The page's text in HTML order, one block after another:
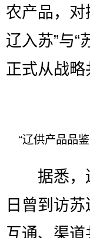
农产品，对
辽入苏”与“
正式从战略
“辽供产品品
据悉，辽
日曾到访
互通、渠